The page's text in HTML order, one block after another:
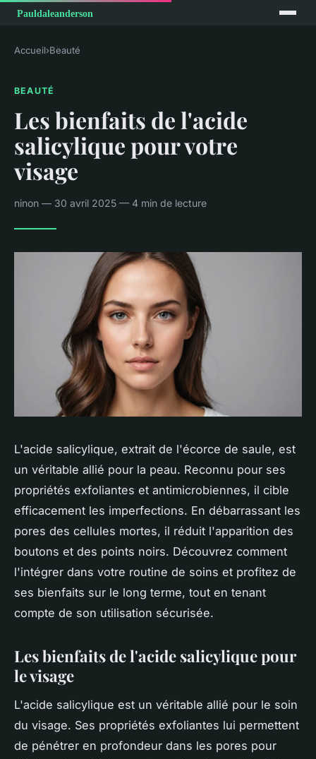
Accueil›Beauté
BEAUTÉ
Les bienfaits de l'acide
salicylique pour votre
visage
ninon — 30 avril 2025 — 4 min de lecture
L'acide salicylique, extrait de l'écorce de saule, est
un véritable allié pour la peau. Reconnu pour ses
propriétés exfoliantes et antimicrobiennes, il cible
efficacement les imperfections. En débarrassant les
pores des cellules mortes, il réduit l'apparition des
boutons et des points noirs. Découvrez comment
l'intégrer dans votre routine de soins et profitez de
ses bienfaits sur le long terme, tout en tenant
compte de son utilisation sécurisée.
Les bienfaits de l'acide salicylique pour
le visage
L'acide salicylique est un véritable allié pour le soin
du visage. Ses propriétés exfoliantes lui permettent
de pénétrer en profondeur dans les pores pour